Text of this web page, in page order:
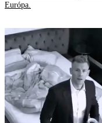
Európa.